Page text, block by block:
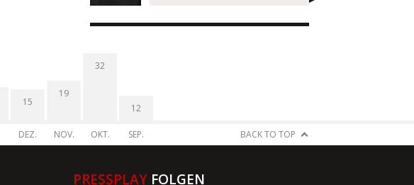
15
DEZ.
19
NOV.
32
OKT.
12
SEP. BACK TO TOP
PRESSPLAYFOLGEN